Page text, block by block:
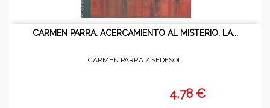
CARMEN PARRA. ACERCAMIENTO AL MISTERIO. LA...
CARMEN PARRA / SEDESOL
4,78 €